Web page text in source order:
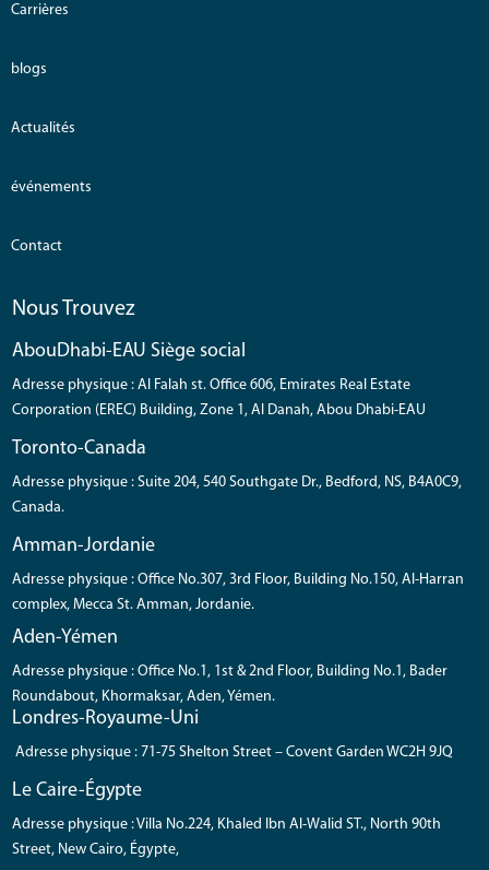
Carrières
blogs
Actualités
événements
Contact
Nous Trouvez
AbouDhabi-EAU Siège social
Adresse physique : Al Falah st. Office 606, Emirates Real Estate
Corporation (EREC) Building, Zone 1, Al Danah, Abou Dhabi-EAU
Toronto-Canada
Adresse physique : Suite 204, 540 Southgate Dr., Bedford, NS, B4A0C9,
Canada.
Amman-Jordanie
Adresse physique : Office No.307, 3rd Floor, Building No.150, Al-Harran
complex, Mecca St. Amman, Jordanie.
Aden-Yémen
Adresse physique : Office No.1, 1st & 2nd Floor, Building No.1, Bader
Roundabout, Khormaksar, Aden, Yémen.
Londres-Royaume-Uni
Adresse physique : 71-75 Shelton Street – Covent Garden WC2H 9JQ
Le Caire-Égypte
Adresse physique : Villa No.224, Khaled Ibn Al-Walid ST., North 90th
Street, New Cairo, Égypte,